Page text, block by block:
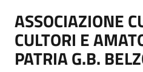
ASSOCIAZIONE
CULTORI E
PATRIA G.B.